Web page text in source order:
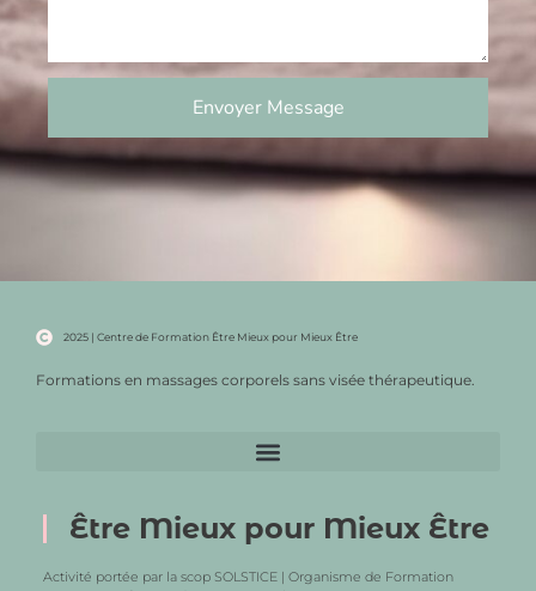
Envoyer Message
2025 | Centre de Formation Être Mieux pour Mieux Être
Formations en massages corporels sans visée thérapeutique.
Être Mieux pour Mieux Être
Activité portée par la scop SOLSTICE | Organisme de Formation